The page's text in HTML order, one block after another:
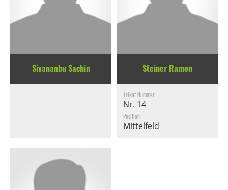
Sivananbu Sachin Steiner Ramon
Trikot Nummer
Nr. 14
Position
Mittelfeld